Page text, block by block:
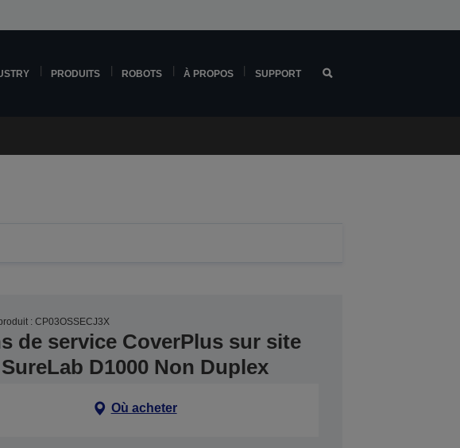
PRODUITS ROBOTS À PROPOS SUPPORT
: CP03OSSECJ3X
de service CoverPlus sur site
D1000 Non Duplex
Où acheter